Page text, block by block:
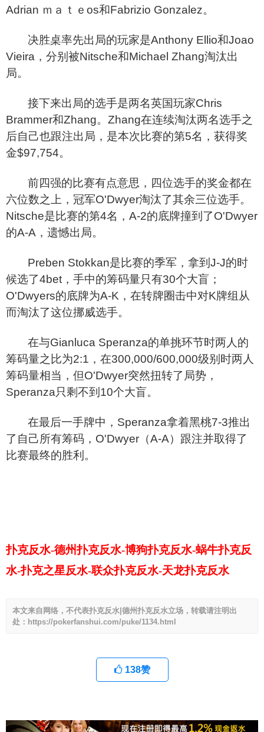
Adrian ｍａｔｅos和Fabrizio Gonzalez。
决胜桌率先出局的玩家是Anthony Ellio和Joao
Vieira，分别被Nitsche和Michael Zhang淘汰出
局。
接下来出局的选手是两名英国玩家Chris
Brammer和Zhang。Zhang在连续淘汰两名选手之
后自己也跟注出局，是本次比赛的第5名，获得奖
金$97,754。
前四强的比赛有点意思，四位选手的奖金都在
六位数之上，冠军O'Dwyer淘汰了其余三位选手。
Nitsche是比赛的第4名，A-2的底牌撞到了O'Dwyer
的A-A，遗憾出局。
Preben Stokkan是比赛的季军，拿到J-J的时
候选了4bet，手中的筹码量只有30个大盲；
O'Dwyers的底牌为A-K，在转牌圈击中对K牌组从
而淘汰了这位挪威选手。
在与Gianluca Speranza的单挑环节时两人的
筹码量之比为2:1，在300,000/600,000级别时两人
筹码量相当，但O'Dwyer突然扭转了局势，
Speranza只剩不到10个大盲。
在最后一手牌中，Speranza拿着黑桃7-3推出
了自己所有筹码，O'Dwyer（A-A）跟注并取得了
比赛最终的胜利。
扑克反水-德州扑克反水-博狗扑克反水-蜗牛扑克反
水-扑克之星反水-联众扑克反水-天龙扑克反水
本文来自网络，不代表扑克反水|德州扑克反水立场，转载请注明出
处：https://pokerfanshui.com/puke/1134.html
138赞